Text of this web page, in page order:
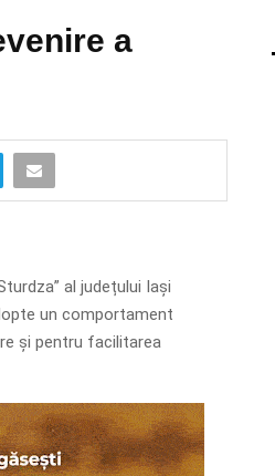
a
al județului Iași
un comportament
și pentru facilitarea